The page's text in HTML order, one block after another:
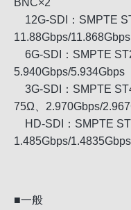
12G-SDI：SMPTE
11.88Gbps/11.868Gbps
6G-SDI：SMPTE
5.940Gbps/5.934Gbps
3G-SDI：SMPTE
75Ω、2.970Gbps/
HD-SDI：SMPTE
1.485Gbps/1.4835Gbps
■一般